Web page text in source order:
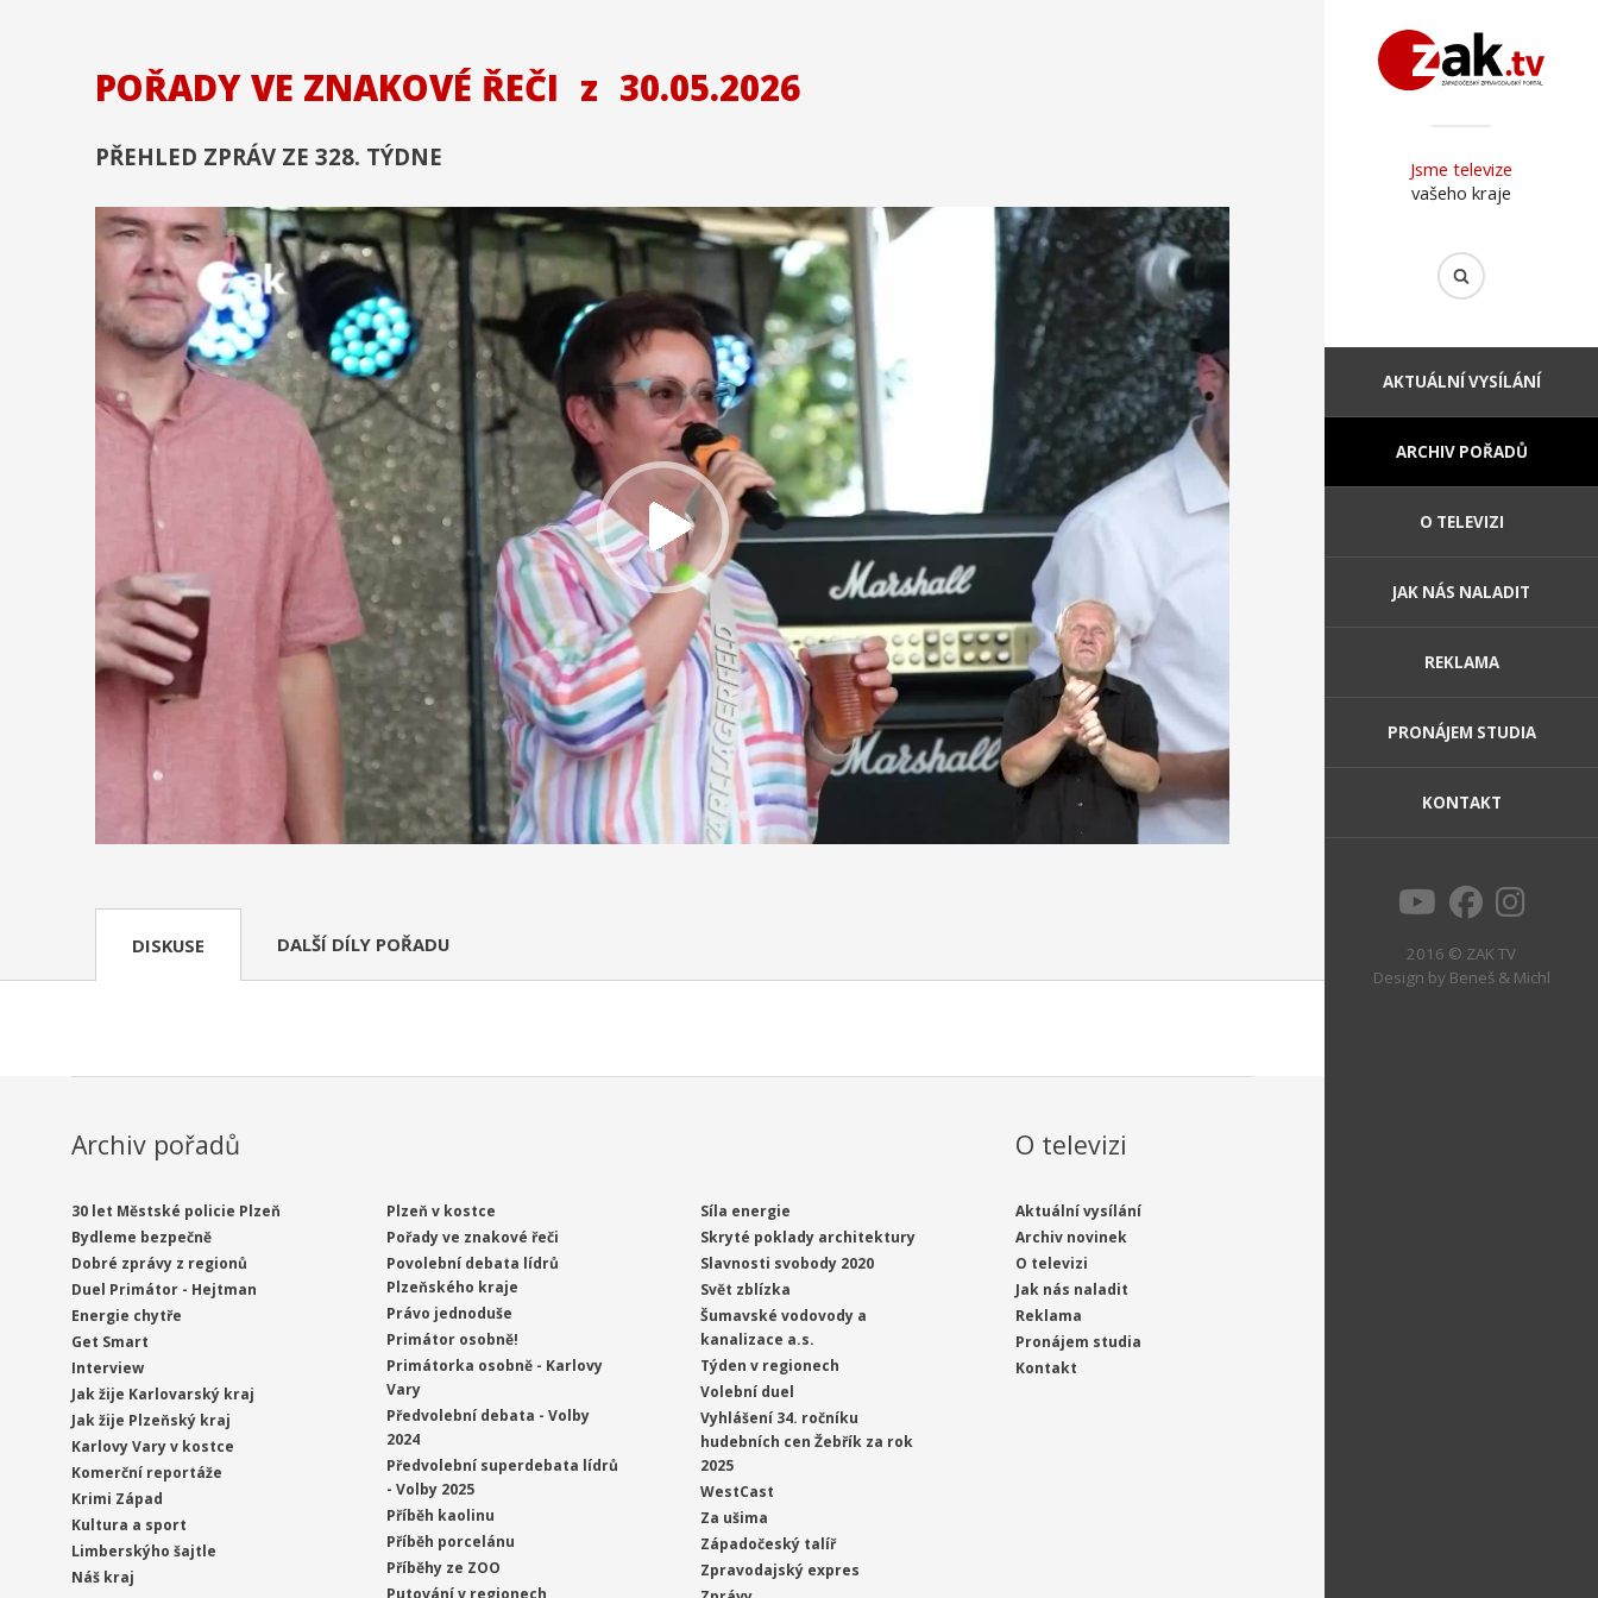
Jsme televize
vašeho kraje
AKTUÁLNÍ VYSÍLÁNÍ
ARCHIV POŘADŮ
O TELEVIZI
JAK NÁS NALADIT
REKLAMA
PRONÁJEM STUDIA
KONTAKT
2016 © ZAK TV
Design by Beneš & Michl
POŘADY VE ZNAKOVÉ ŘEČI z 30.05.2026
PŘEHLED ZPRÁV ZE 328. TÝDNE
DISKUSE DALŠÍ DÍLY POŘADU
Archiv pořadů
30 let Městské policie Plzeň
Bydleme bezpečně
Dobré zprávy z regionů
Duel Primátor - Hejtman
Energie chytře
Get Smart
Interview
Jak žije Karlovarský kraj
Jak žije Plzeňský kraj
Karlovy Vary v kostce
Komerční reportáže
Krimi Západ
Kultura a sport
Limberskýho šajtle
Náš kraj
Plzeň v kostce
Pořady ve znakové řeči
Povolební debata lídrů
Plzeňského kraje
Právo jednoduše
Primátor osobně!
Primátorka osobně - Karlovy
Vary
Předvolební debata - Volby
2024
Předvolební superdebata lídrů
- Volby 2025
Příběh kaolinu
Příběh porcelánu
Příběhy ze ZOO
Síla energie
Skryté poklady architektury
Slavnosti svobody 2020
Svět zblízka
Šumavské vodovody a
kanalizace a.s.
Týden v regionech
Volební duel
Vyhlášení 34. ročníku
hudebních cen Žebřík za rok
2025
WestCast
Za ušima
Západočeský talíř
Zpravodajský expres
O televizi
Aktuální vysílání
Archiv novinek
O televizi
Jak nás naladit
Reklama
Pronájem studia
Kontakt